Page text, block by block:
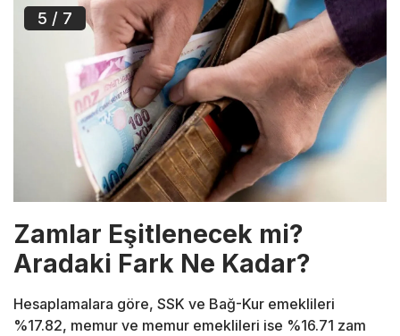
5 / 7
Zamlar Eşitlenecek mi?
Aradaki Fark Ne Kadar?
Hesaplamalara göre, SSK ve Bağ-Kur emeklileri
%17.82, memur ve memur emeklileri ise %16.71 zam